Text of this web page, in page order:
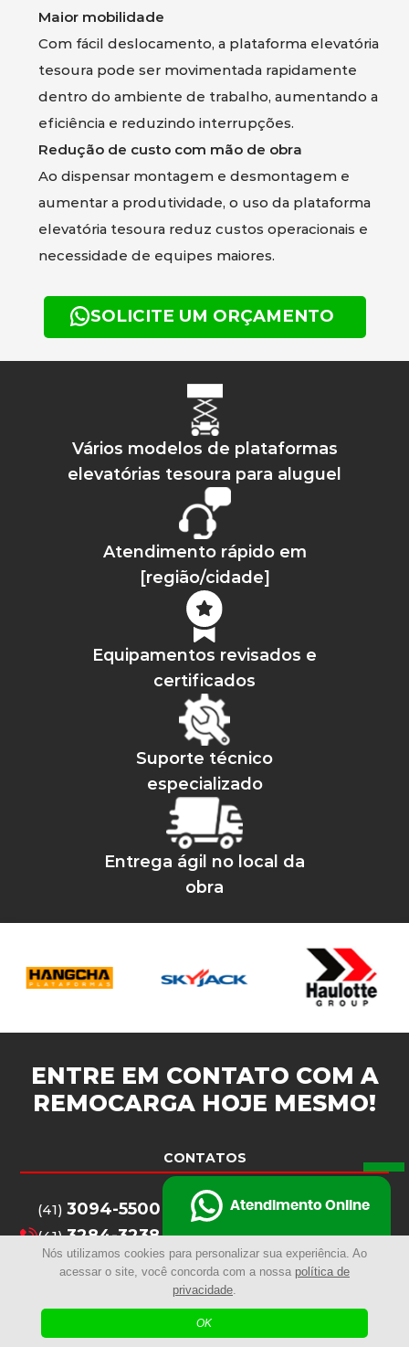
Nós utilizamos cookies para personalizar sua experiência. Ao
acessar o site, você concorda com a nossa política de
privacidade.
OK
Maior mobilidade
Com fácil deslocamento, a plataforma elevatória
tesoura pode ser movimentada rapidamente
dentro do ambiente de trabalho, aumentando a
eficiência e reduzindo interrupções.
Redução de custo com mão de obra
Ao dispensar montagem e desmontagem e
aumentar a produtividade, o uso da plataforma
elevatória tesoura reduz custos operacionais e
necessidade de equipes maiores.
SOLICITE UM ORÇAMENTO
Vários modelos de plataformas
elevatórias tesoura para aluguel
Atendimento rápido em
[região/cidade]
Equipamentos revisados e
certificados
Suporte técnico
especializado
Entrega ágil no local da
obra
ENTRE EM CONTATO COM A
REMOCARGA HOJE MESMO!
CONTATOS
(41)3094-5500
(41)3284-3238
(41) 3094-5516
remocarga@remocarga.com.br
Atendimento Online